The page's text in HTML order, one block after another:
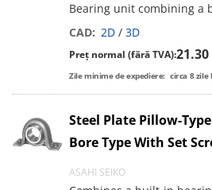
Bearing unit combining a
CAD: 2D / 3D
Preț normal (fără TVA):21.30
Zile minime de expediere: circa 8zile
Steel Plate Pillow-
Bore Type With Set
ASAHI SEIKO